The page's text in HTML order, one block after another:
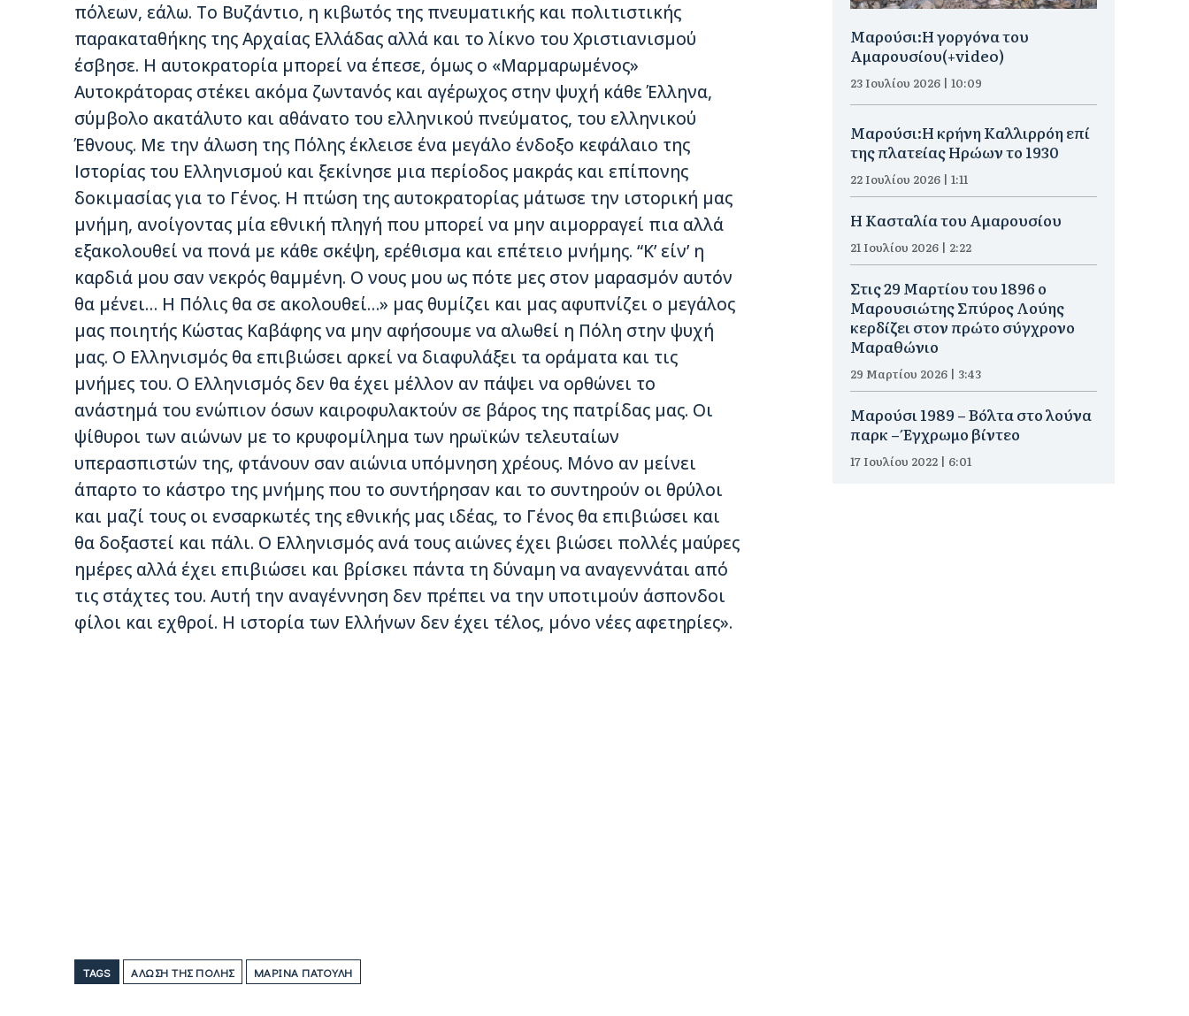
πόλεων, εάλω. To Βυζάντιο, η κιβωτός της πνευματικής και πολιτιστικής
παρακαταθήκης της Αρχαίας Ελλάδας αλλά και το λίκνο του Χριστιανισμού
έσβησε. Η αυτοκρατορία μπορεί να έπεσε, όμως ο «Μαρμαρωμένος»
Αυτοκράτορας στέκει ακόμα ζωντανός και αγέρωχος στην ψυχή κάθε Έλληνα,
σύμβολο ακατάλυτο και αθάνατο του ελληνικού πνεύματος, του ελληνικού
Έθνους. Με την άλωση της Πόλης έκλεισε ένα μεγάλο ένδοξο κεφάλαιο της
Ιστορίας του Ελληνισμού και ξεκίνησε μια περίοδος μακράς και επίπονης
δοκιμασίας για το Γένος. Η πτώση της αυτοκρατορίας μάτωσε την ιστορική μας
μνήμη, ανοίγοντας μία εθνική πληγή που μπορεί να μην αιμορραγεί πια αλλά
εξακολουθεί να πονά με κάθε σκέψη, ερέθισμα και επέτειο μνήμης. “Κ’ είν’ η
καρδιά μου σαν νεκρός θαμμένη. Ο νους μου ως πότε μες στον μαρασμόν αυτόν
θα μένει… Η Πόλις θα σε ακολουθεί…» μας θυμίζει και μας αφυπνίζει ο μεγάλος
μας ποιητής Κώστας Καβάφης να μην αφήσουμε να αλωθεί η Πόλη στην ψυχή
μας. Ο Ελληνισμός θα επιβιώσει αρκεί να διαφυλάξει τα οράματα και τις
μνήμες του. Ο Ελληνισμός δεν θα έχει μέλλον αν πάψει να ορθώνει το
ανάστημά του ενώπιον όσων καιροφυλακτούν σε βάρος της πατρίδας μας. Οι
ψίθυροι των αιώνων με το κρυφομίλημα των ηρωϊκών τελευταίων
υπερασπιστών της, φτάνουν σαν αιώνια υπόμνηση χρέους. Μόνο αν μείνει
άπαρτο το κάστρο της μνήμης που το συντήρησαν και το συντηρούν οι θρύλοι
και μαζί τους οι ενσαρκωτές της εθνικής μας ιδέας, το Γένος θα επιβιώσει και
θα δοξαστεί και πάλι. Ο Ελληνισμός ανά τους αιώνες έχει βιώσει πολλές μαύρες
ημέρες αλλά έχει επιβιώσει και βρίσκει πάντα τη δύναμη να αναγεννάται από
τις στάχτες του. Αυτή την αναγέννηση δεν πρέπει να την υποτιμούν άσπονδοι
φίλοι και εχθροί. Η ιστορία των Ελλήνων δεν έχει τέλος, μόνο νέες αφετηρίες».
TAGS ΆΛΩΣΗ ΤΗΣ ΠΌΛΗΣ ΜΑΡΊΝΑ ΠΑΤΟΎΛΗ
Μαρούσι:H γοργόνα του
Αμαρουσίου(+video)
23 Ιουλίου 2026 | 10:09
Μαρούσι:Η κρήνη Καλλιρρόη επί
της πλατείας Ηρώων το 1930
22 Ιουλίου 2026 | 1:11
Η Κασταλία του Αμαρουσίου
21 Ιουλίου 2026 | 2:22
Στις 29 Μαρτίου του 1896 ο
Μαρουσιώτης Σπύρος Λούης
κερδίζει στον πρώτο σύγχρονο
Μαραθώνιο
29 Μαρτίου 2026 | 3:43
Μαρούσι 1989 – Βόλτα στο λούνα
παρκ – Έγχρωμο βίντεο
17 Ιουλίου 2022 | 6:01